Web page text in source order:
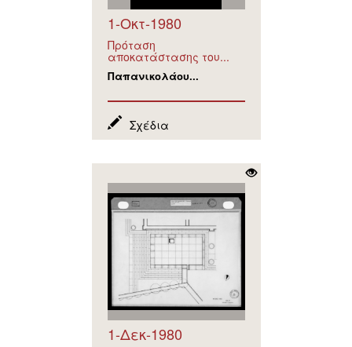
1-Οκτ-1980
Πρόταση
αποκατάστασης του...
Παπανικολάου...
Σχέδια
1-Δεκ-1980